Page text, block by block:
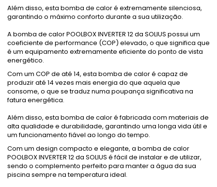
Além disso, esta bomba de calor é extremamente silenciosa,
garantindo o máximo conforto durante a sua utilização.
A bomba de calor POOLBOX INVERTER 12 da SOLIUS possui um
coeficiente de performance (COP) elevado, o que significa que
é um equipamento extremamente eficiente do ponto de vista
energético.
Com um COP de até 14, esta bomba de calor é capaz de
produzir até 14 vezes mais energia do que aquela que
consome, o que se traduz numa poupança significativa na
fatura energética.
Além disso, esta bomba de calor é fabricada com materiais de
alta qualidade e durabilidade, garantindo uma longa vida útil e
um funcionamento fiável ao longo do tempo.
Com um design compacto e elegante, a bomba de calor
POOLBOX INVERTER 12 da SOLIUS é fácil de instalar e de utilizar,
sendo o complemento perfeito para manter a água da sua
piscina sempre na temperatura ideal.